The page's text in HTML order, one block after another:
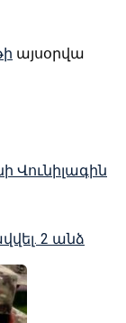
այսօրվա
Վունիլագին
2 անձ